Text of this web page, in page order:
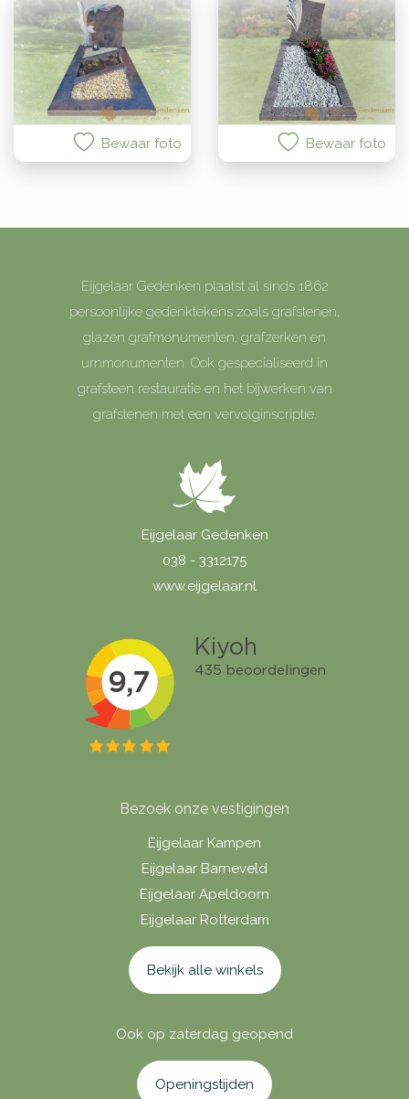
Bewaar foto Bewaar foto
Eijgelaar Gedenken plaatst al sinds 1862
persoonlijke gedenktekens zoals grafstenen,
glazen grafmonumenten, grafzerken en
urnmonumenten. Ook gespecialiseerd in
grafsteen restauratie en het bijwerken van
grafstenen met een vervolginscriptie.
Eijgelaar Gedenken
038 - 3312175
www.eijgelaar.nl
Bezoek onze vestigingen
Eijgelaar Kampen
Eijgelaar Barneveld
Eijgelaar Apeldoorn
Eijgelaar Rotterdam
Bekijk alle winkels
Ook op zaterdag geopend
Openingstijden